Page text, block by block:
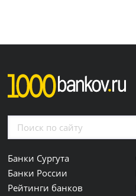
Банки Сургута
Банки России
Рейтинги банков